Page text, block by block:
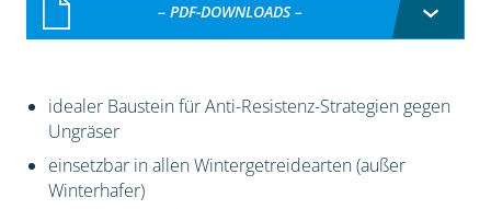
– PDF-DOWNLOADS –
idealer Baustein für Anti-Resistenz-Strategien gegen
Ungräser
einsetzbar in allen Wintergetreidearten (außer
Winterhafer)